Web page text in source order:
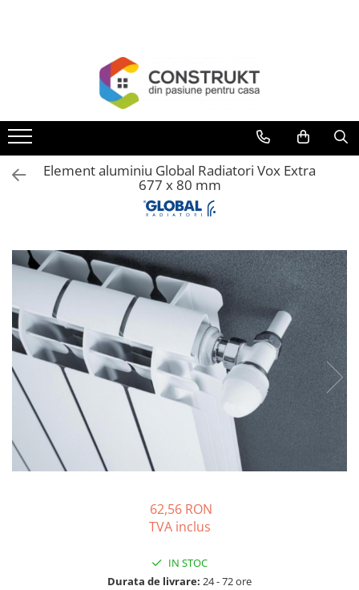
Termoseminee, seminee si sobe
Cazane pe combustibil solid
Cazane pe combustibil gazos/lichid
aer
Radiatoare si convectoare
Incalzire in pardoseala
Panouri radiante si incalzitoare cu
infrarosu
Solutii de curatare si tratare
Schimbatoare de caldura
Pompe de caldura
Contoare energie termica
Sisteme de degivrare
Distribuitoare si butelii de
Pompe de circulatie si accesorii
Element aluminiu Global Radiatori Vox Extra
677 x 80 mm
62,56 RON
TVA inclus
IN STOC
Durata de livrare: 24 - 72 ore